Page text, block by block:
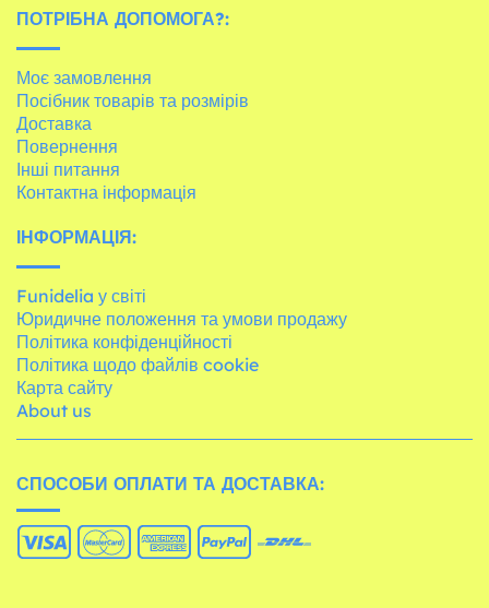
ПОТРІБНА ДОПОМОГА?:
Моє замовлення
Посібник товарів та розмірів
Доставка
Повернення
Інші питання
Контактна інформація
ІНФОРМАЦІЯ:
Funidelia у світі
Юридичне положення та умови продажу
Політика конфіденційності
Політика щодо файлів cookie
Карта сайту
About us
СПОСОБИ ОПЛАТИ ТА ДОСТАВКА: